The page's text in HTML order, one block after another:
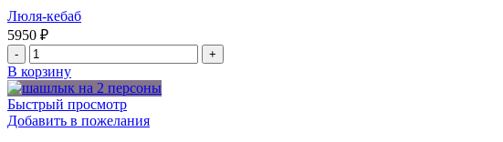
5
персон
Люля-кебаб
5950 ₽
Количество
товара
Ассорти
из
люля-
В корзину
Быстрый просмотр
Добавить в пожелания